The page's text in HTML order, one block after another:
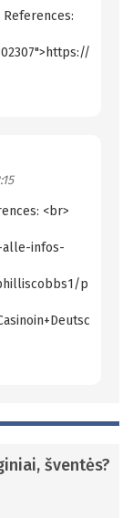
<br>
alle-infos-
p
šventės?